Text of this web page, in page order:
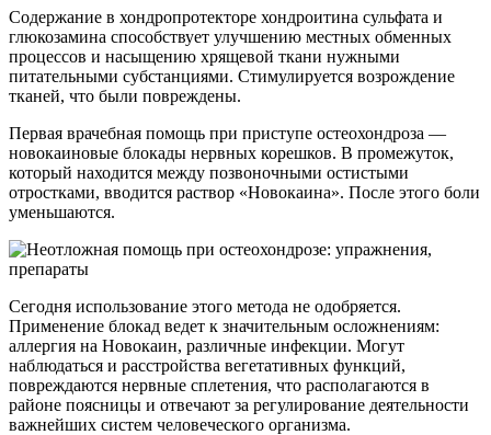
Содержание в хондропротекторе хондроитина сульфата и
глюкозамина способствует улучшению местных обменных
процессов и насыщению хрящевой ткани нужными
питательными субстанциями. Стимулируется возрождение
тканей, что были повреждены.
Первая врачебная помощь при приступе остеохондроза —
новокаиновые блокады нервных корешков. В промежуток,
который находится между позвоночными остистыми
отростками, вводится раствор «Новокаина». После этого боли
уменьшаются.
Сегодня использование этого метода не одобряется.
Применение блокад ведет к значительным осложнениям:
аллергия на Новокаин, различные инфекции. Могут
наблюдаться и расстройства вегетативных функций,
повреждаются нервные сплетения, что располагаются в
районе поясницы и отвечают за регулирование деятельности
важнейших систем человеческого организма.